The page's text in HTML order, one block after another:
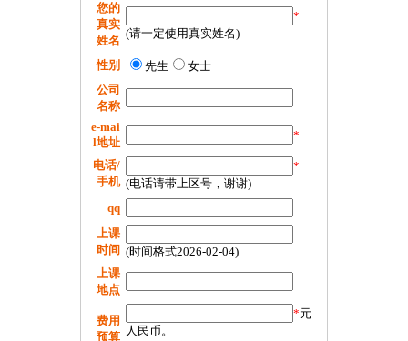
您的
真实
姓名
*
(请一定使用真实姓名)
性别 先生
女士
公司
名称
e-mai
l地址
*
电话/
手机
*
(电话请带上区号，谢谢)
qq
上课
时间 (时间格式2026-02-04)
上课
地点
费用
预算
*元
人民币。